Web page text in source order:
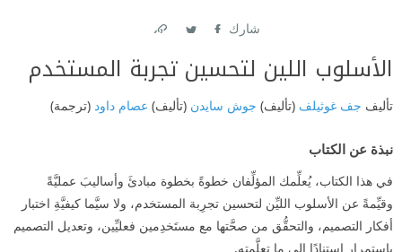
شارك
الأسلوب اللين لتحسين تجربة المستخدم
تأليف جف غوثيلف (تأليف) جوش سايدن (تأليف) عصام داود (ترجمة)
نبذة عن الكتاب
في هذا الكتاب، يُعلِّمك المؤلِّفان خطوةً بخطوة مبادئَ وأساليبَ عمليَّةً
وقيِّمةً عن الأسلوب الليِّن لتحسين تجرِبة المستخدم، ولا سيَّما كيفيَّةِ اختبار
أفكار التصميم، والتحقُّق من صحَّتها مع مستَخدِمين فعليِّين، وتعديل التصميم
باستمرار استنادًا إلى ما تعلَّمته.